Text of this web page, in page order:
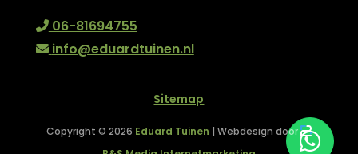
06-81694755
info@eduardtuinen.nl
Sitemap
Copyright © 2026 Eduard Tuinen | Webdesign door